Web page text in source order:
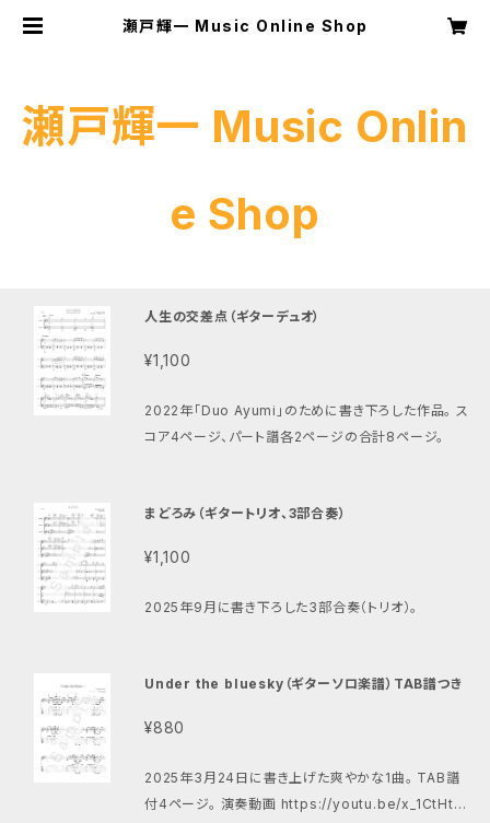
瀬戸輝一 Music Online Shop
瀬戸輝一 Music Onlin
e Shop
人生の交差点（ギターデュオ）
¥1,100
2022年「Duo Ayumi」のために書き下ろした作品。 ス
コア4ページ、パート譜各2ページの合計8ページ。
まどろみ（ギタートリオ、3部合奏）
¥1,100
2025年9月に書き下ろした3部合奏（トリオ）。
Under the bluesky（ギターソロ楽譜）TAB譜つき
¥880
2025年3月24日に書き上げた爽やかな1曲。 TAB譜
付4ページ。 演奏動画 https://youtu.be/x_1CtHt0